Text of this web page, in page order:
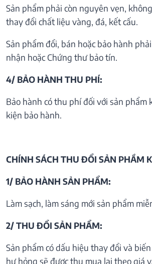
Sản phẩm phải còn nguyên vẹn,
thay đổi chất liệu vàng, đá, kết cấu.
Sản phẩm đổi, bán hoặc bảo hành
nhận hoặc Chứng thư bảo tín.
4/ BẢO HÀNH THU PHÍ:
Bảo hành có thu phí đối với sản phẩm
kiện bảo hành.
CHÍNH SÁCH THU ĐỔI SẢN PHẦM
1/ BẢO HÀNH SẢN PHẨM:
Làm sạch, làm sáng mới sản phẩm
2/ THU ĐỔI SẢN PHẨM:
Sản phẩm có dấu hiệu thay đổi và
hư hỏng sẽ được thu mua lại theo giá